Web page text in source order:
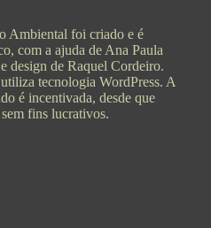
Ambiental foi criado e é
com a ajuda de Ana Paula
design de Raquel Cordeiro.
tecnologia WordPress. A
é incentivada, desde que
fins lucrativos.